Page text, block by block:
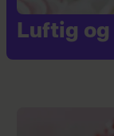
Luftig